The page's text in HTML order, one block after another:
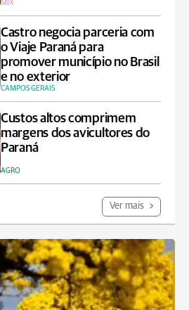
MIX
Castro negocia parceria com
o Viaje Paraná para
promover município no Brasil
e no exterior
CAMPOS GERAIS
Custos altos comprimem
margens dos avicultores do
Paraná
AGRO
Ver mais